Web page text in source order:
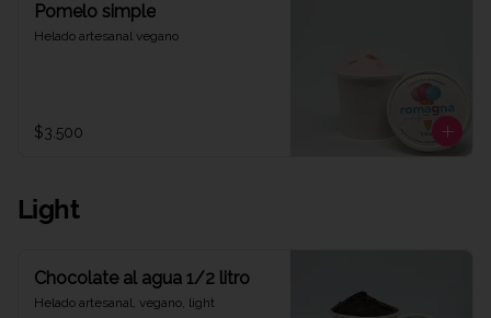
Pomelo simple
Helado artesanal vegano
$3.500
Light
Chocolate al agua 1/2 litro
Helado artesanal, vegano, light